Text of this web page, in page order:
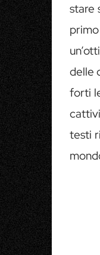
stare
delle
forti
testi